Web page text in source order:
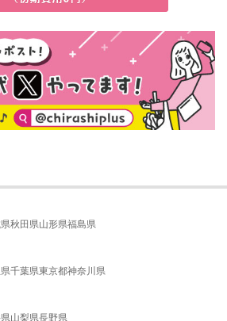
秋田県山形県福島県
千葉県東京都神奈川県
山梨県長野県